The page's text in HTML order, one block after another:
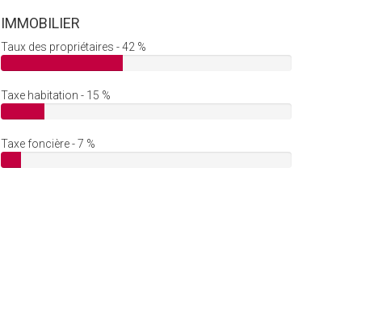
IMMOBILIER
Taux des propriétaires - 42 %
Taxe habitation - 15 %
Taxe foncière - 7 %